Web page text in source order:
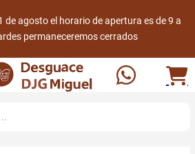
de agosto el horario de apertura es de 9 a
permaneceremos cerrados